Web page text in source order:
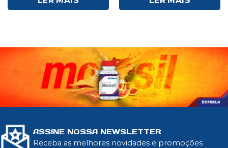
ASSINE NOSSA NEWSLETTER
Receba as melhores novidades e promoções